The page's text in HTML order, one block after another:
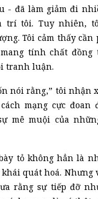
- đã làm giảm đi
trí tôi. Tuy nhiên,
Tôi cảm thấy
tính chất đồng
tranh luận.
nói rằng,” tôi nhận
mạng cực đoan
mê muội của
tỏ không hẳn là
quát hoá. Nhưng
rằng sự tiếp đỡ